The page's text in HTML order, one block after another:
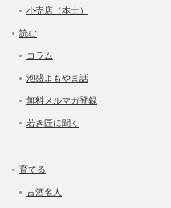
小売店（本土）
読む
コラム
泡盛よもやま話
無料メルマガ登録
若き匠に聞く
育てる
古酒名人